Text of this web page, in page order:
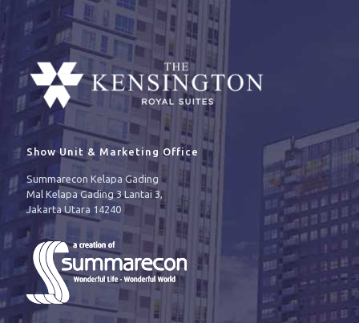
Show Unit & Marketing Office
Summarecon Kelapa Gading
Mal Kelapa Gading 3 Lantai 3,
Jakarta Utara 14240